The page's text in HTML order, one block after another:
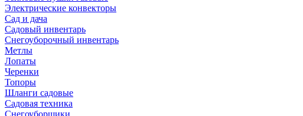
Электрические конвекторы
Сад и дача
Садовый инвентарь
Снегоуборочный инвентарь
Метлы
Лопаты
Черенки
Топоры
Шланги садовые
Садовая техника
Снегоуборщики